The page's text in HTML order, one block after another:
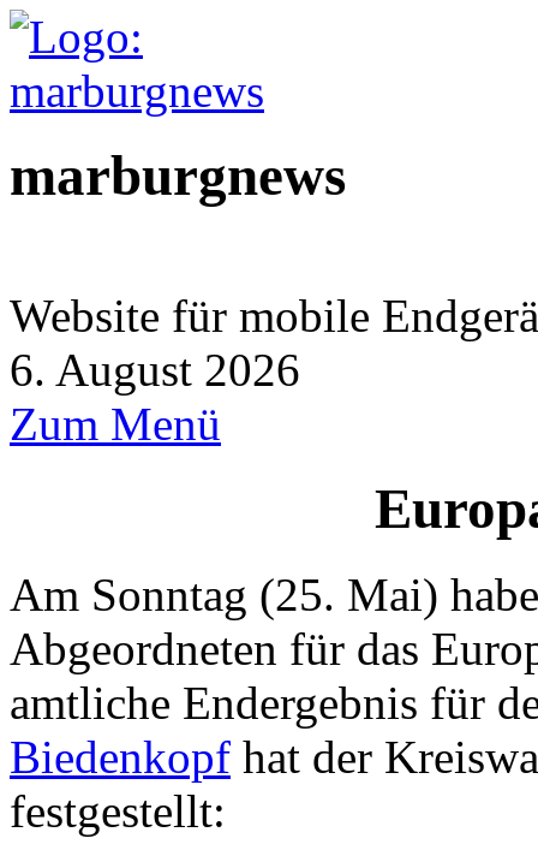
marburgnews
Website für mobile
6. August 2026
Zum Menü
Am Sonntag (25. Mai)
Abgeordneten für das
amtliche Endergebnis für
Biedenkopf hat der
festgestellt: